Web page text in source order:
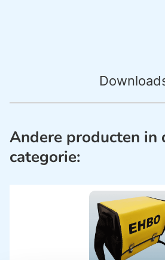
Andere producten in
categorie: